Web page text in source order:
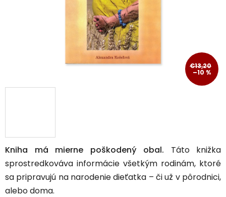
Kniha má mierne poškodený obal. Táto knižka
sprostredkováva informácie všetkým rodinám, ktoré
sa pripravujú na narodenie dieťatka – či už v pôrodnici,
alebo doma.
€13,20
–10 %